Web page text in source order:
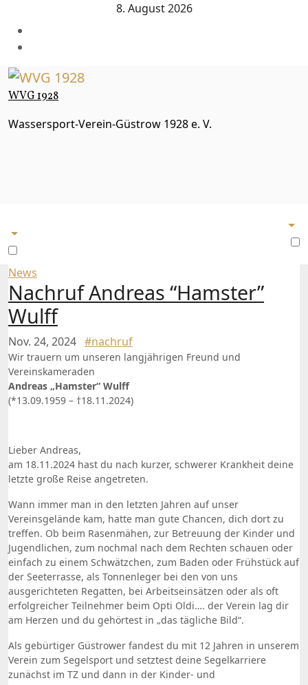
8. August 2026
WVG 1928
Wassersport-Verein-Güstrow 1928 e. V.
News
Nachruf Andreas “Hamster”
Wulff
Nov. 24, 2024 #nachruf
Wir trauern um unseren langjährigen Freund und
Vereinskameraden
Andreas „Hamster“ Wulff
(*13.09.1959 – †18.11.2024)
Lieber Andreas,
am 18.11.2024 hast du nach kurzer, schwerer Krankheit deine
letzte große Reise angetreten.
Wann immer man in den letzten Jahren auf unser
Vereinsgelände kam, hatte man gute Chancen, dich dort zu
treffen. Ob beim Rasenmähen, zur Betreuung der Kinder und
Jugendlichen, zum nochmal nach dem Rechten schauen oder
einfach zu einem Schwätzchen, zum Baden oder Frühstück auf
der Seeterrasse, als Tonnenleger bei den von uns
ausgerichteten Regatten, bei Arbeitseinsätzen oder als oft
erfolgreicher Teilnehmer beim Opti Oldi…. der Verein lag dir
am Herzen und du gehörtest in „das tägliche Bild“.
Als gebürtiger Güstrower fandest du mit 12 Jahren in unserem
Verein zum Segelsport und setztest deine Segelkarriere
zunächst im TZ und dann in der Kinder- und